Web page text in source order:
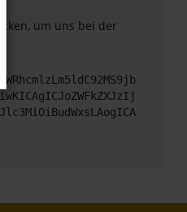
um uns bei der